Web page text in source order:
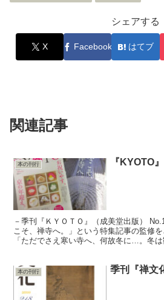
シェアする
X Facebook はてブ
関連記事
本の刊行 『KYOTO』
－季刊『ＫＹＯＴＯ』（成美堂出版）
こそ、禅寺へ。」という特集記事の監修を
「ただでさえ寒い寺へ、何故冬に…。冬
本の刊行 季刊『禅文